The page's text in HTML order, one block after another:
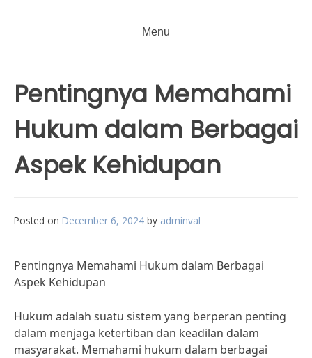
Menu
Pentingnya Memahami
Hukum dalam Berbagai
Aspek Kehidupan
Posted on December 6, 2024 by adminval
Pentingnya Memahami Hukum dalam Berbagai
Aspek Kehidupan
Hukum adalah suatu sistem yang berperan penting
dalam menjaga ketertiban dan keadilan dalam
masyarakat. Memahami hukum dalam berbagai